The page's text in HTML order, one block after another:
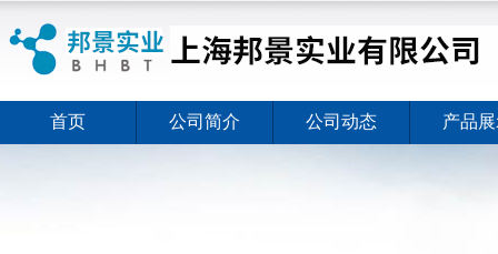
首页 公司简介 公司动态 产品